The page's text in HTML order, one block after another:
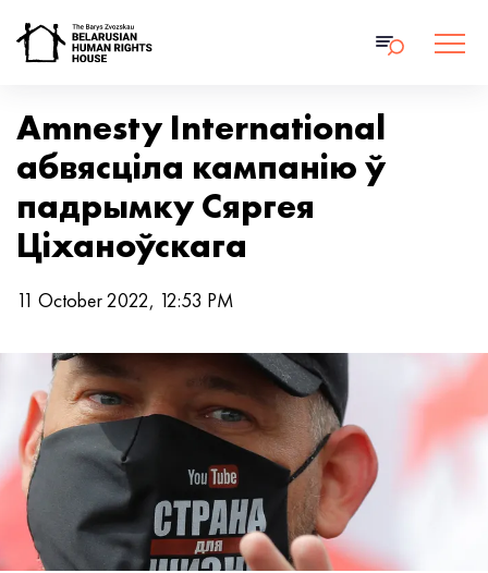
Amnesty International
абвясціла кампанію ў
падрымку Сяргея
Ціханоўскага
11 October 2022, 12:53 PM